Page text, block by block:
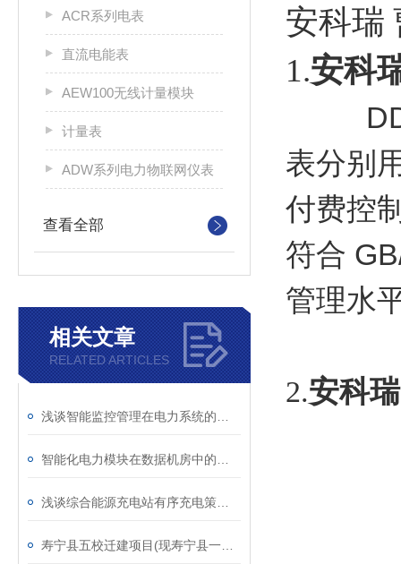
ACR系列电表
直流电能表
AEW100无线计量模块
计量表
ADW系列电力物联网仪表
查看全部
相关文章
RELATED ARTICLES
安科瑞
1.安科
表分别
付费控
符合
管理水
2.安科